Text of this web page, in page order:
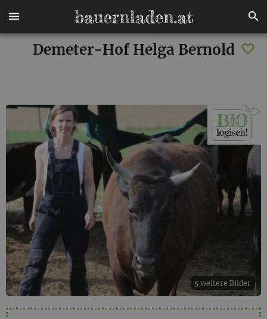
5 weitere Bilder
Demeter-Hof Helga Bernold